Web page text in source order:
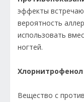
эффекты
вероятность
использовать
ногтей.
Хлорнитрофенол
Вещество с